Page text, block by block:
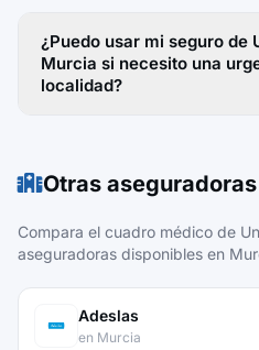
¿Puedo usar mi seguro de
Murcia si necesito una
localidad?
Otras
Compara el cuadro médico de
aseguradoras disponibles en
Adeslas
en Murcia